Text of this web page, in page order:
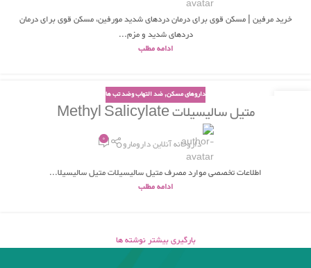
خرید مرفین | مسکن قوی برای درمان دردهای شدید مورفین، مسکن قوی برای درمان
دردهای شدید و مزم...
ادامه مطلب
داروهای مسکن,ضد التهاب وضد تب ها
متیل سالیسیلات Methyl Salicylate
داروخانه آنلاین دارومارو 0
اطلاعات تخصصی موارد مصرف متیل سالیسیلات متيل ساليسيلا...
ادامه مطلب
بارگیری بیشتر نوشته ها